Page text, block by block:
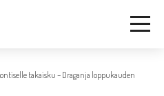
takaisku – Draganja loppukauden